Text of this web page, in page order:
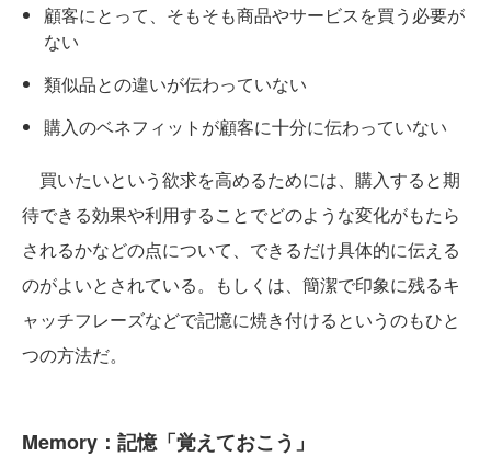
顧客にとって、そもそも商品やサービスを買う必要が
ない
類似品との違いが伝わっていない
購入のベネフィットが顧客に十分に伝わっていない
買いたいという欲求を高めるためには、購入すると期
待できる効果や利用することでどのような変化がもたら
されるかなどの点について、できるだけ具体的に伝える
のがよいとされている。もしくは、簡潔で印象に残るキ
ャッチフレーズなどで記憶に焼き付けるというのもひと
つの方法だ。
Memory：記憶「覚えておこう」